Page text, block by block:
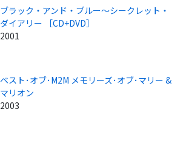
ブラック・アンド・ブルー～シークレット・
ダイアリー ［CD+DVD］
2001
ベスト･オブ･M2M メモリーズ･オブ･マリー &
マリオン
2003